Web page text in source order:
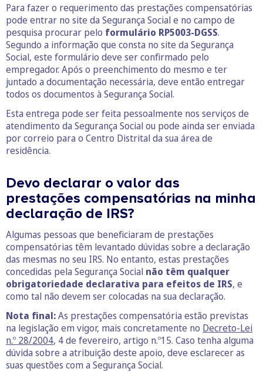
Para fazer o requerimento das prestações compensatórias
pode entrar no site da Segurança Social e no campo de
pesquisa procurar pelo formulário RP5003-DGSS.
Segundo a informação que consta no site da Segurança
Social, este formulário deve ser confirmado pelo
empregador. Após o preenchimento do mesmo e ter
juntado a documentação necessária, deve então entregar
todos os documentos à Segurança Social.
Esta entrega pode ser feita pessoalmente nos serviços de
atendimento da Segurança Social ou pode ainda ser enviada
por correio para o Centro Distrital da sua área de
residência.
Devo declarar o valor das
prestações compensatórias na minha
declaração de IRS?
Algumas pessoas que beneficiaram de prestações
compensatórias têm levantado dúvidas sobre a declaração
das mesmas no seu IRS. No entanto, estas prestações
concedidas pela Segurança Social não têm qualquer
obrigatoriedade declarativa para efeitos de IRS, e
como tal não devem ser colocadas na sua declaração.
Nota final:As prestações compensatória estão previstas
na legislação em vigor, mais concretamente no Decreto-Lei
n.º 28/2004, 4 de fevereiro, artigo n.º15. Caso tenha alguma
dúvida sobre a atribuição deste apoio, deve esclarecer as
suas questões com a Segurança Social.